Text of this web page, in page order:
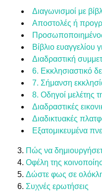
Διαγωνισμοί με
Αποστολές ή
Βίβλιο ευαγγελίου
Διαδραστική
6. Εκκλησιαστικό
7. Σήμανση
8. Οδηγοί μελέτης
Διαδραστικές
Διαδικτυακές
Εξατομικευμένα
Πώς να
Οφέλη της
Δώστε φως σε
Συχνές ερωτήσεις